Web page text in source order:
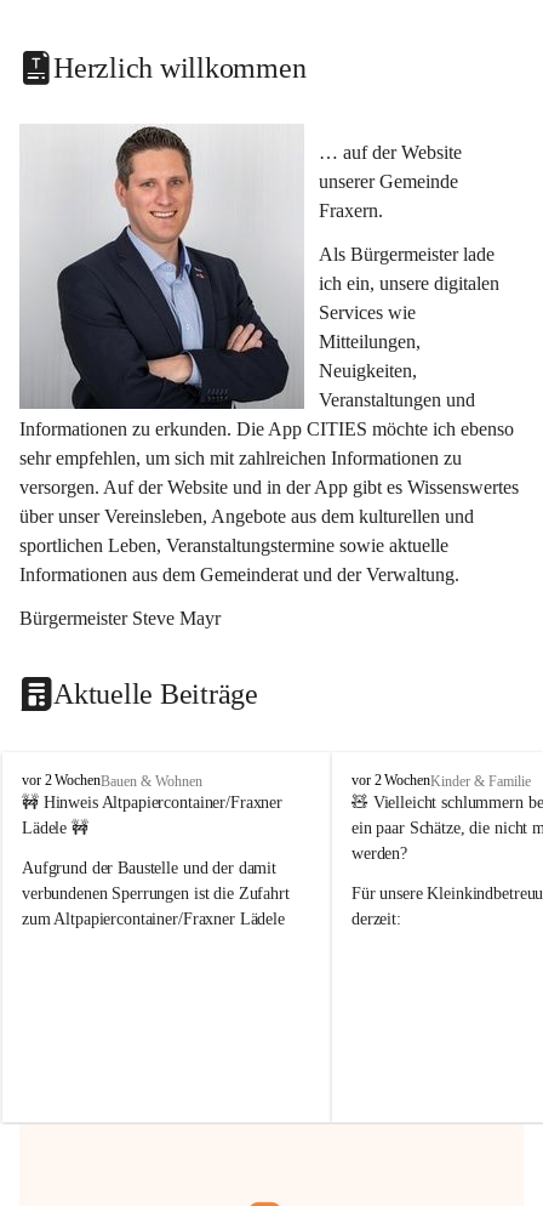
Herzlich willkommen
… auf der Website
unserer Gemeinde
Fraxern.
Als Bürgermeister lade
ich ein, unsere digitalen
Services wie
Mitteilungen,
Neuigkeiten,
Veranstaltungen und
Informationen zu erkunden. Die App CITIES möchte ich ebenso
sehr empfehlen, um sich mit zahlreichen Informationen zu
versorgen. Auf der Website und in der App gibt es Wissenswertes
über unser Vereinsleben, Angebote aus dem kulturellen und
sportlichen Leben, Veranstaltungstermine sowie aktuelle
Informationen aus dem Gemeinderat und der Verwaltung.
Bürgermeister Steve Mayr
Aktuelle Beiträge
F
r
a
e
r
n
vor 2 WochenBauen & Wohnen
🚧 Hinweis Altpapiercontainer/Fraxner
Lädele 🚧
Aufgrund der Baustelle und der damit
verbundenen Sperrungen ist die Zufahrt
zum Altpapiercontainer/Fraxner Lädele
Hilfsbereitschaft!
F
r
a
x
r
n
vor 2 WochenKinder & Familie
🧸 Vielleicht schlummern
ein paar Schätze, die nicht
werden?
Für unsere
derzeit: